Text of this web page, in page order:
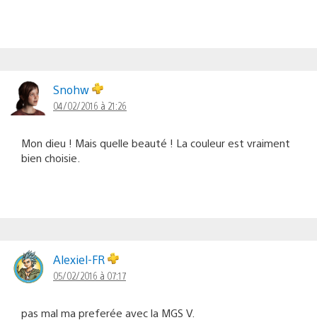
Snohw
04/02/2016 à 21:26
Mon dieu ! Mais quelle beauté ! La couleur est vraiment
bien choisie.
Alexiel-FR
05/02/2016 à 07:17
pas mal ma preferée avec la MGS V.